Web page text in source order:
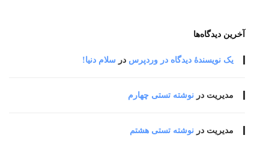
آخرین دیدگاه‌ها
یک نویسندهٔ دیدگاه در وردپرس در سلام دنیا!
مدیریت در نوشته تستی چهارم
مدیریت در نوشته تستی هشتم